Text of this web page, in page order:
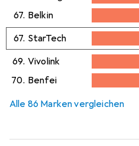
3,8%
67. Belkin
3,9%
67. StarTech
3,9%
69. Vivolink
4,1%
70. Benfei
Alle 86 Marken vergleichen